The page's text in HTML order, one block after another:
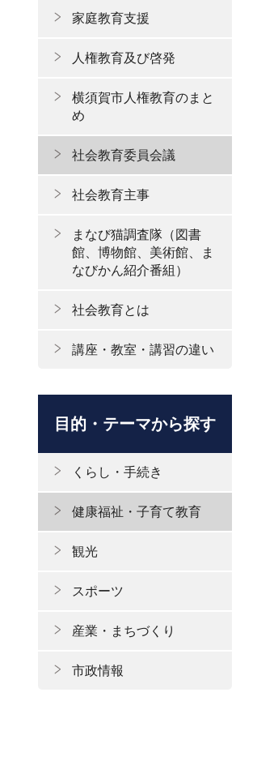
家庭教育支援
人権教育及び啓発
横須賀市人権教育のまと
め
社会教育委員会議
社会教育主事
まなび猫調査隊（図書
館、博物館、美術館、ま
なびかん紹介番組）
社会教育とは
講座・教室・講習の違い
目的・テーマから探す
くらし・手続き
健康福祉・子育て教育
観光
スポーツ
産業・まちづくり
市政情報